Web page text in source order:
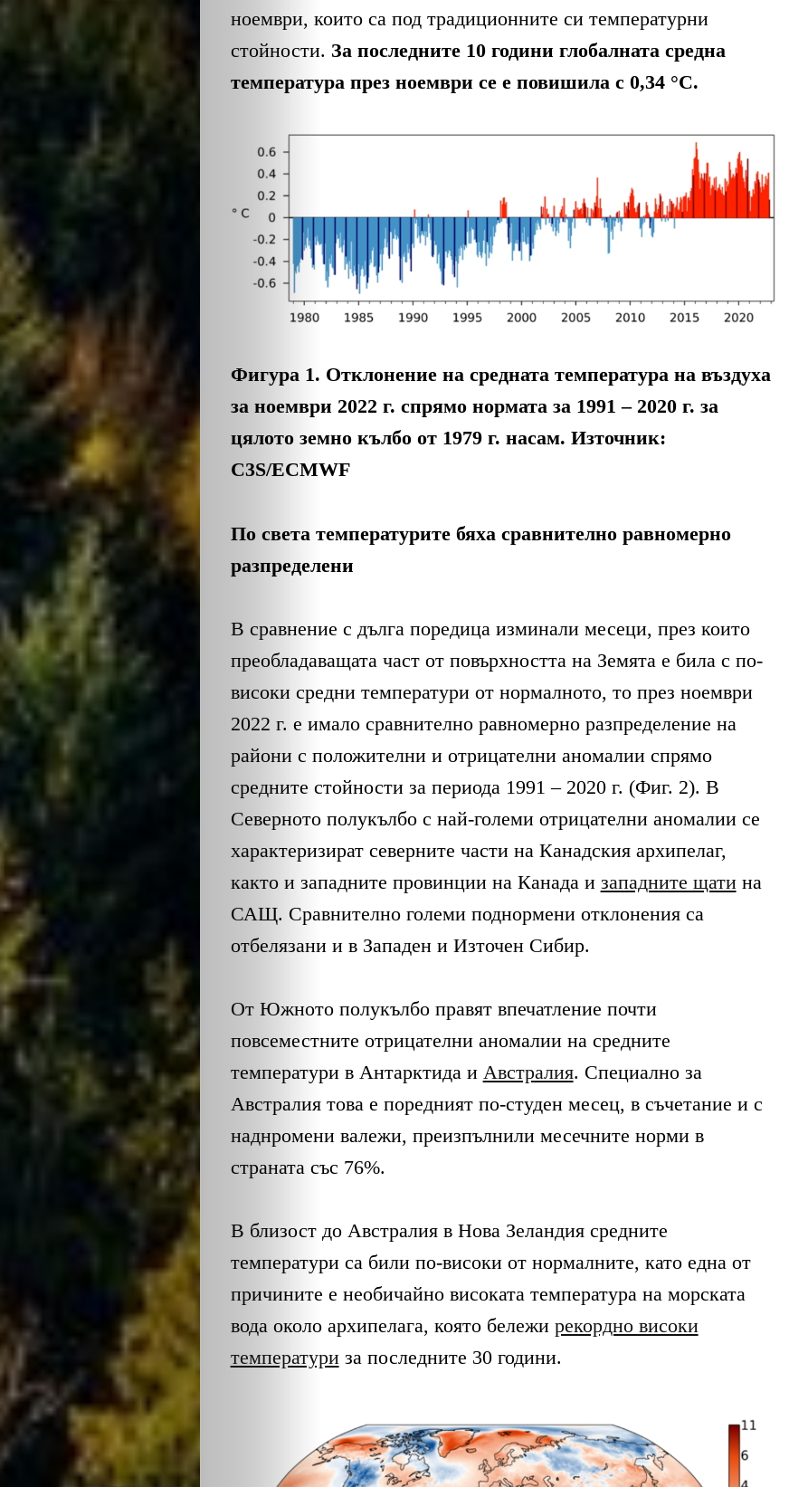
ЗА
НАС
ЛИДЕРИ
СЪБИТИЯ
БИЗНЕСЪТ
ЕКО
БИО
КАНТОРА
ЛИЧНОСТИ
МЕТОДИ
ЗА
УСПЕХ
ОБЩЕСТВО
ОНЛАЙН
ПАРИ
ПОТРЕБИТЕЛИТЕ
ПРОФЕСИИ
ПСИХОЛОГИЯ
ноември, които са под традиционните си температурни
стойности. За последните 10 години глобалната средна
температура през ноември се е повишила с 0,34 °C.
Фигура 1. Отклонение на средната температура на въздуха
за ноември 2022 г. спрямо нормата за 1991 – 2020 г. за
цялото земно кълбо от 1979 г. насам. Източник:
C3S/ECMWF
По света температурите бяха сравнително равномерно
разпределени
В сравнение с дълга поредица изминали месеци, през които
преобладаващата част от повърхността на Земята е била с по-
високи средни температури от нормалното, то през ноември
2022 г. е имало сравнително равномерно разпределение на
райони с положителни и отрицателни аномалии спрямо
средните стойности за периода 1991 – 2020 г. (Фиг. 2). В
Северното полукълбо с най-големи отрицателни аномалии се
характеризират северните части на Канадския архипелаг,
както и западните провинции на Канада и западните щатина
САЩ. Сравнително големи поднормени отклонения са
отбелязани и в Западен и Източен Сибир.
От Южното полукълбо правят впечатление почти
повсеместните отрицателни аномалии на средните
температури в Антарктида и Австралия. Специално за
Австралия това е поредният по-студен месец, в съчетание и с
наднромени валежи, преизпълнили месечните норми в
страната със 76%.
В близост до Австралия в Нова Зеландия средните
температури са били по-високи от нормалните, като една от
причините е необичайно високата температура на морската
вода около архипелага, която бележи рекордно високи
температуриза последните 30 години.